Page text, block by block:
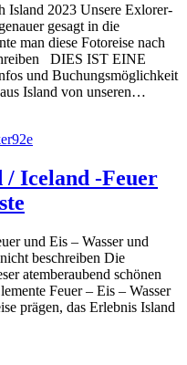
Island 2023 Unsere Exlorer-
gesagt in die
man diese Fotoreise nach
DIES IST EINE
und Buchungsmöglichkeit
Island von unseren…
/ Iceland -Feuer
und Eis – Wasser und
beschreiben Die
atemberaubend schönen
Feuer – Eis – Wasser
prägen, das Erlebnis Island